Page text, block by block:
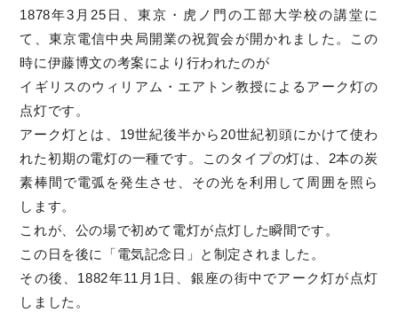
1878年3月25日、東京・虎ノ門の工部大学校の講堂に
て、東京電信中央局開業の祝賀会が開かれました。この
時に伊藤博文の考案により行われたのが
イギリスのウィリアム・エアトン教授によるアーク灯の
点灯です。
アーク灯とは、19世紀後半から20世紀初頭にかけて使わ
れた初期の電灯の一種です。このタイプの灯は、2本の炭
素棒間で電弧を発生させ、その光を利用して周囲を照ら
します。
これが、公の場で初めて電灯が点灯した瞬間です。
この日を後に「電気記念日」と制定されました。
その後、1882年11月1日、銀座の街中でアーク灯が点灯
しました。